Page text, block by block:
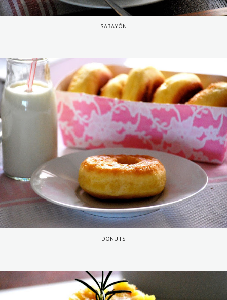
SABAYÓN
DONUTS